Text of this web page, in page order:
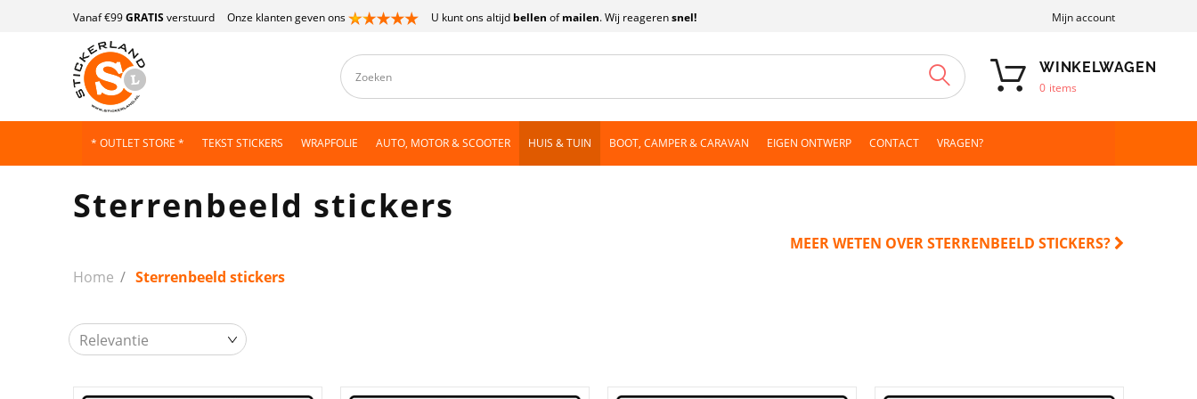
Vanaf €99GRATIS verstuurd Onze klanten geven ons U kunt ons altijd bellen ofmailen. Wij reagerensnel! Mijn account
ZOEKEN WINKELWAGEN
0 items
* OUTLET STORE * TEKST STICKERS WRAPFOLIE AUTO, MOTOR & SCOOTER HUIS & TUIN BOOT, CAMPER & CARAVAN EIGEN ONTWERP CONTACT VRAGEN?
Sterrenbeeld stickers
Home Sterrenbeeld stickers
MEER WETEN OVER STERRENBEELD STICKERS?
Relevantie